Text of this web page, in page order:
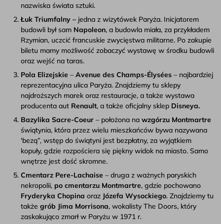
nazwiska świata sztuki.
Łuk Triumfalny – jedna z wizytówek Paryża. Inicjatorem
budowli był sam Napoleon, a budowla miała, za przykładem
Rzymian, uczcić francuskie zwycięstwa militarne. Po zakupie
biletu mamy możliwość zobaczyć wystawę w środku budowli
oraz wejść na taras.
Pola Elizejskie – Avenue des Champs-Élysées – najbardziej
reprezentacyjna ulica Paryża. Znajdziemy tu sklepy
najdroższych marek oraz restauracje, a także wystawa
producenta aut Renault, a także oficjalny sklep Disneya.
Bazylika Sacre-Coeur – położona na wzgórzu Montmartre
świątynia, która przez wielu mieszkańców bywa nazywana
'bezą”, wstęp do świątyni jest bezpłatny, za wyjątkiem
kopuły, gdzie rozpościera się piękny widok na miasto. Samo
wnętrze jest dość skromne.
Cmentarz Pere-Lachaise – druga z ważnych paryskich
nekropolii, po cmentarzu Montmartre, gdzie pochowano
Fryderyka Chopina oraz Józefa Wysockiego. Znajdziemy tu
także grób Jima Morrisona, wokalisty The Doors, który
zaskakująco zmarł w Paryżu w 1971 r.